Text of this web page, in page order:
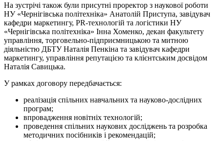
На зустрічі також були присутні проректор з наукової роботи
НУ «Чернігівська політехніка» Анатолій Приступа, завідувач
кафедри маркетингу, PR-технологій та логістики НУ
«Чернігівська політехніка» Інна Хоменко, декан факультету
управління, торговельно-підприємницькою та митною
діяльністю ДБТУ Наталія Пенкіна та завідувач кафедри
маркетингу, управління репутацією та клієнтським досвідом
Наталія Савицька.
У рамках договору передбачається:
реалізація спільних навчальних та науково-дослідних
програм;
впровадження новітніх технологій;
проведення спільних наукових досліджень та розробка
методичних посібників і рекомендацій;